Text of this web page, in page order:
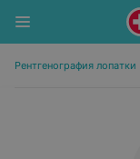
Рентгенография лопатки